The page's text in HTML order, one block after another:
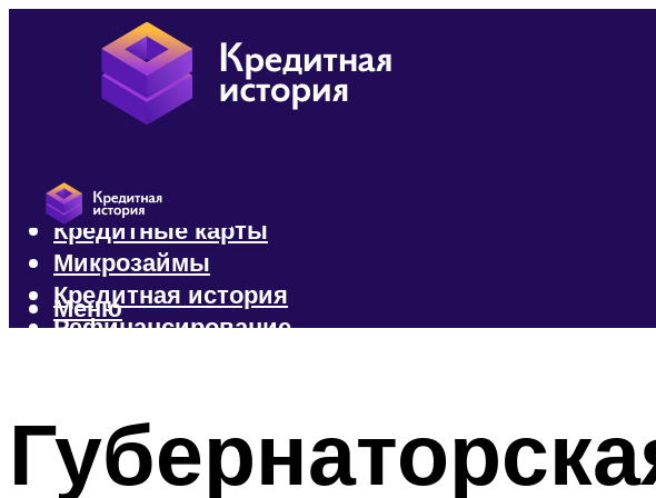
Кредиты
Кредитные карты
Микрозаймы
Кредитная история
Рефинансирование
Меню